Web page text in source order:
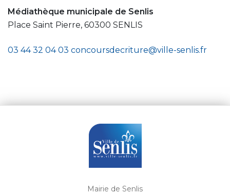
Médiathèque municipale de Senlis
Place Saint Pierre, 60300 SENLIS
03 44 32 04 03 concoursdecriture@ville-senlis.fr
Mairie de Senlis